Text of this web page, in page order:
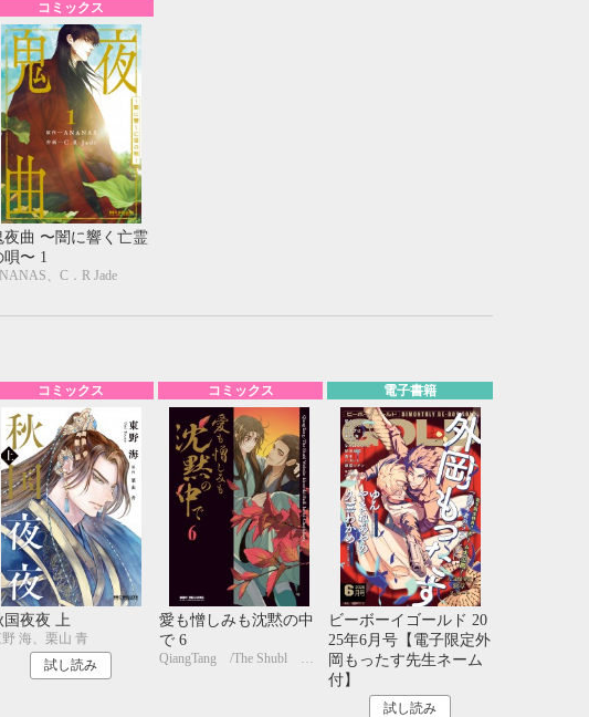
コミックス
夜曲 〜闇に響く亡霊
唄〜 1
、C．R Jade
コミックス
国夜夜 上
野 海、栗山 青
試し読み
コミックス
愛も憎しみも沈黙の中
で 6
電子書籍
ビーボーイゴールド 20
25年6月号【電子限定外
岡もったす先生ネーム
付】
試し読み
10月
12 13 14 15 16
17
19 20 21 22 23
24
26 27 28 29 30 31